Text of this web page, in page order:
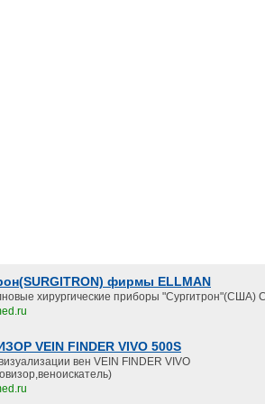
фирмы ELLMAN
хирургические приборы "Сургитрон"(США)
VEIN FINDER VIVO 500S
вен VEIN FINDER VIVO